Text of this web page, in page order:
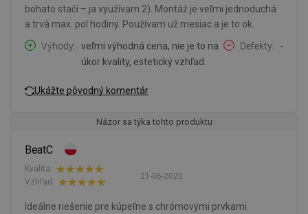
bohato stačí – ja využívam 2). Montáž je veľmi jednoduchá
a trvá max. pol hodiny. Používam už mesiac a je to ok.
Výhody
veľmi výhodná cena, nie je to na
úkor kvality, estetický vzhľad.
Defekty -
Ukážte pôvodný komentár
Názor sa týka tohto produktu
BeatC
21-06-2020
Kvalita:
Vzhľad:
Ideálne riešenie pre kúpeľne s chrómovými prvkami.